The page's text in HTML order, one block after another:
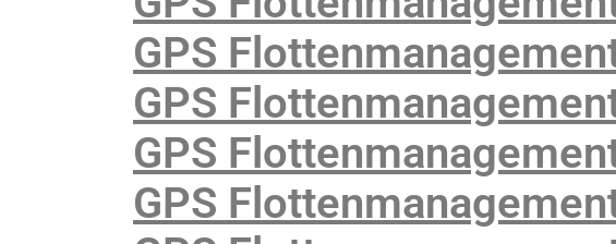
GPS
GPS
GPS
GPS